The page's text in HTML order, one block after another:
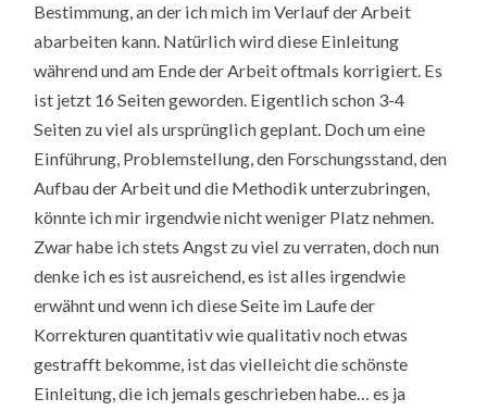
Bestimmung, an der ich mich im Verlauf der Arbeit
abarbeiten kann. Natürlich wird diese Einleitung
während und am Ende der Arbeit oftmals korrigiert. Es
ist jetzt 16 Seiten geworden. Eigentlich schon 3-4
Seiten zu viel als ursprünglich geplant. Doch um eine
Einführung, Problemstellung, den Forschungsstand, den
Aufbau der Arbeit und die Methodik unterzubringen,
könnte ich mir irgendwie nicht weniger Platz nehmen.
Zwar habe ich stets Angst zu viel zu verraten, doch nun
denke ich es ist ausreichend, es ist alles irgendwie
erwähnt und wenn ich diese Seite im Laufe der
Korrekturen quantitativ wie qualitativ noch etwas
gestrafft bekomme, ist das vielleicht die schönste
Einleitung, die ich jemals geschrieben habe… es ja